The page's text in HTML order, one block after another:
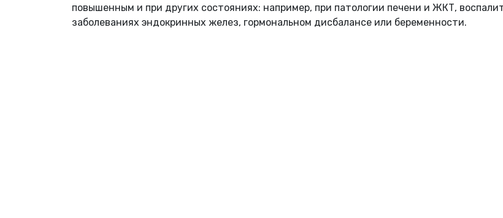
повышенным и при других состояниях: например, при патологии печени и ЖКТ,
заболеваниях эндокринных желез, гормональном дисбалансе или беременности.